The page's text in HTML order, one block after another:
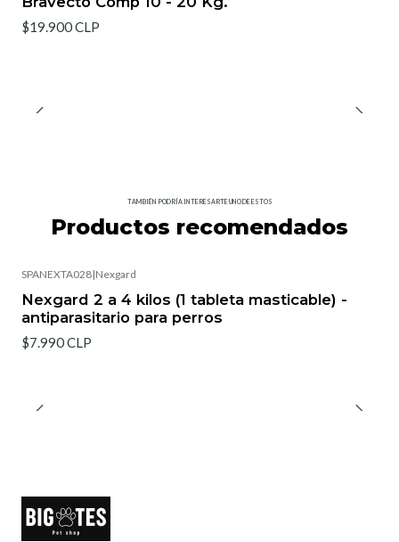
$19.900 CLP
TAMBIÉN PODRÍA INTERESARTE UNO DE ESTOS
Productos recomendados
SPANEXTA028|Nexgard
Nexgard 2 a 4 kilos (1 tableta masticable) -
antiparasitario para perros
$7.990 CLP